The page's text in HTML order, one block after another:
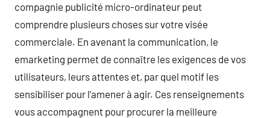
compagnie publicité micro-ordinateur peut
comprendre plusieurs choses sur votre visée
commerciale. En avenant la communication, le
emarketing permet de connaître les exigences de vos
utilisateurs, leurs attentes et, par quel motif les
sensibiliser pour l’amener à agir. Ces renseignements
vous accompagnent pour procurer la meilleure